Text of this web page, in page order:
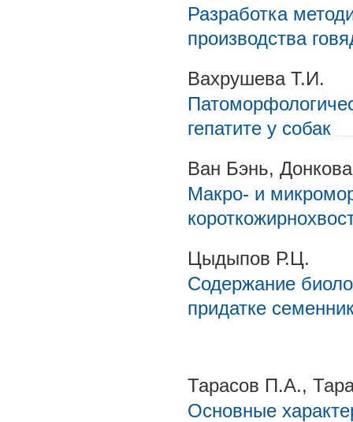
Разработка
производства
Вахрушева Т.И.
гепатите у собак
Ван Бэнь,
Макро- и
Цыдыпов Р.Ц.
Содержание
придатке
Тарасов П.А.,
Основные